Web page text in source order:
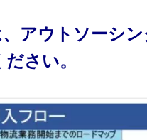
アウトソーシ
さい。